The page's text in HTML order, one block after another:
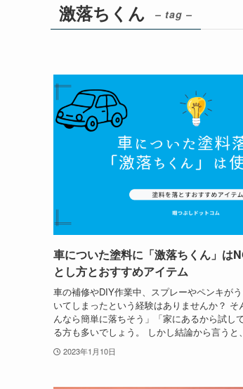
激落ちくん – tag –
車についた塗料に「激落ちくん」は
とし方とおすすめアイテム
車の補修やDIY作業中、スプレーやペンキが
いてしまったという経験はありませんか？ そ
んなら簡単に落ちそう」「家にあるから試し
る方も多いでしょう。 しかし結論から言うと
2023年1月10日